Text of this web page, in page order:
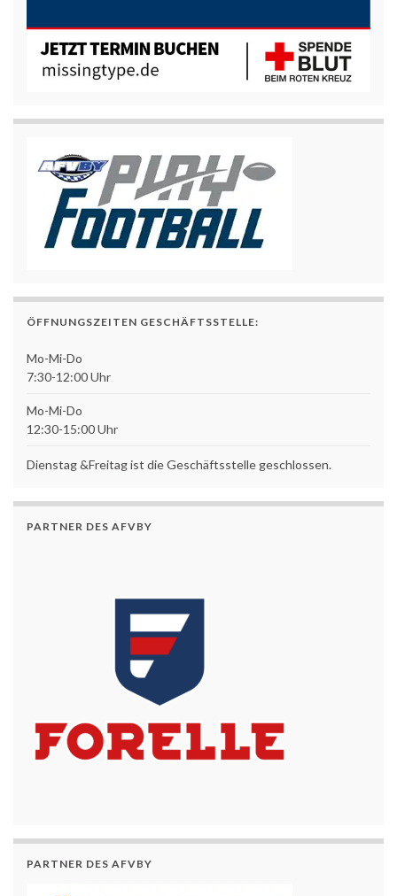
ÖFFNUNGSZEITEN GESCHÄFTSSTELLE:
Mo-Mi-Do
7:30-12:00 Uhr
Mo-Mi-Do
12:30-15:00 Uhr
Dienstag &Freitag ist die Geschäftsstelle geschlossen.
PARTNER DES AFVBY
PARTNER DES AFVBY